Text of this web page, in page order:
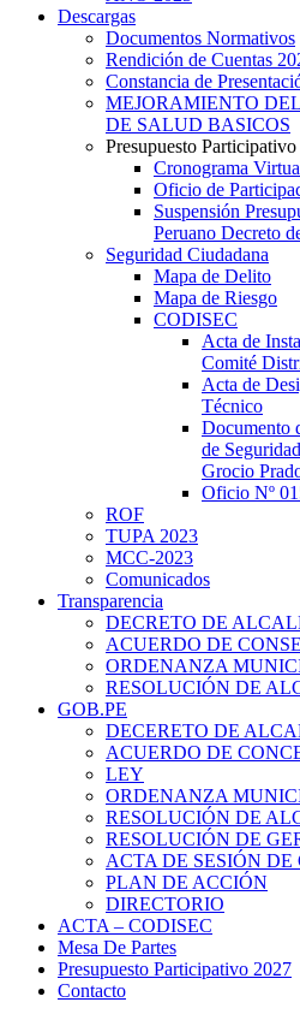
Descargas
Documentos Normativos
Rendición de Cuentas
Constancia de
MEJORAMIENTO
DE SALUD BASICOS
Presupuesto Participativo
Cronograma
Oficio de
Suspensión
Peruano Decreto
Seguridad Ciudadana
Mapa de Delito
Mapa de Riesgo
CODISEC
Acta de
Comité
Acta de
Técnico
Documento
de
Grocio
Oficio Nº
ROF
TUPA 2023
MCC-2023
Comunicados
Transparencia
DECRETO DE
ACUERDO DE
ORDENANZA
RESOLUCIÓN DE
GOB.PE
DECERETO DE
ACUERDO DE
LEY
ORDENANZA
RESOLUCIÓN DE
RESOLUCIÓN DE
ACTA DE SESIÓN DE
PLAN DE ACCIÓN
DIRECTORIO
ACTA – CODISEC
Mesa De Partes
Presupuesto Participativo 2027
Contacto